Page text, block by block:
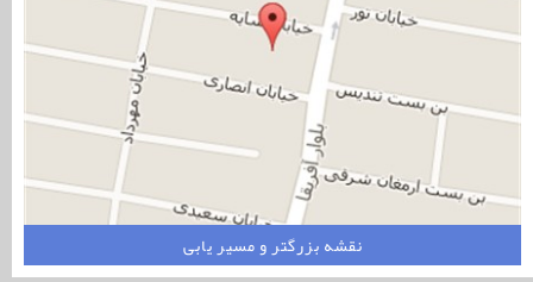
نقشه بزرگتر و مسیر یابی